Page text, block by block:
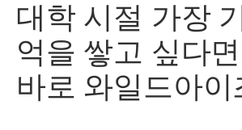
대학 시절 가장
억을 쌓고 싶다
바로 와일드아